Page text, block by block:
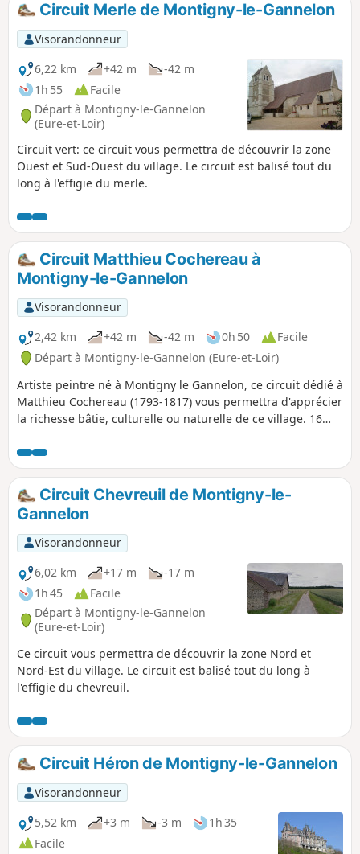
p
Circuit Merle de Montigny-le-Gannelon
Visorandonneur
6,22 km
+42 m
-42 m
1h 55
Facile
Départ à Montigny-le-Gannelon
(Eure-et-Loir)
Circuit vert: ce circuit vous permettra de découvrir la zone
Ouest et Sud-Ouest du village. Le circuit est balisé tout du
long à l'effigie du merle.
Circuit Matthieu Cochereau à
Montigny-le-Gannelon
Visorandonneur
2,42 km
+42 m -42 m 0h 50
Facile
Départ à Montigny-le-Gannelon (Eure-et-Loir)
Artiste peintre né à Montigny le Gannelon, ce circuit dédié à
Matthieu Cochereau (1793-1817) vous permettra d'apprécier
la richesse bâtie, culturelle ou naturelle de ce village. 16
parcours.
Circuit Chevreuil de Montigny-le-
Gannelon
Visorandonneur
6,02 km
+17 m
-17 m
1h 45
Facile
Départ à Montigny-le-Gannelon
(Eure-et-Loir)
Ce circuit vous permettra de découvrir la zone Nord et
Nord-Est du village. Le circuit est balisé tout du long à
l'effigie du chevreuil.
Circuit Héron de Montigny-le-Gannelon
Visorandonneur
5,52 km
+3 m -3 m
1h 35
Facile